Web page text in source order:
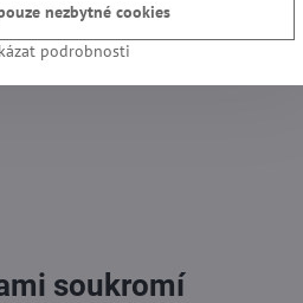
soukromí
podrobnosti
nezbytné cookies